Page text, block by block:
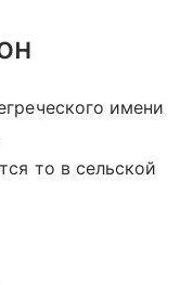
имени
то в сельской